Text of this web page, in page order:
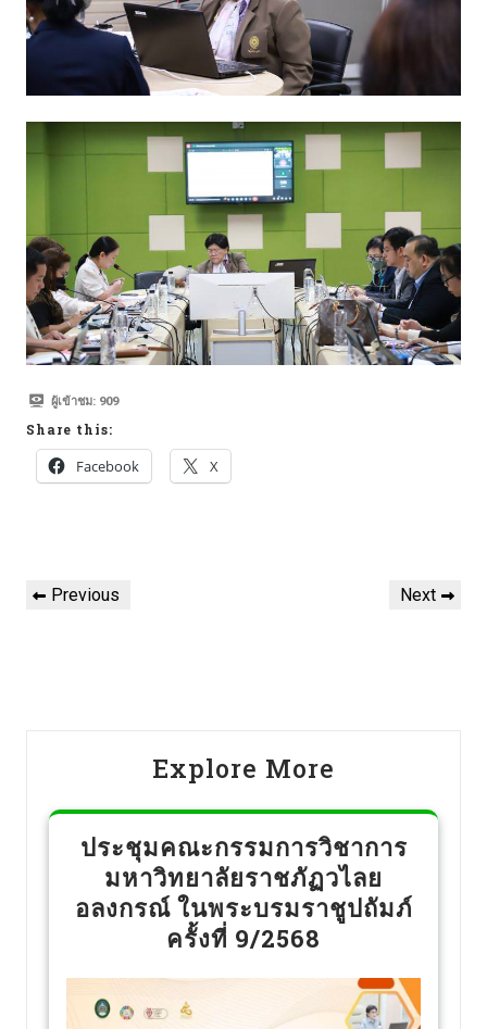
ผู้เข้าชม: 909
Share this:
Facebook X
Previous Next
Explore More
ประชุมคณะกรรมการวิชาการ
มหาวิทยาลัยราชภัฏวไลย
อลงกรณ์ ในพระบรมราชูปถัมภ์
ครั้งที่ 9/2568